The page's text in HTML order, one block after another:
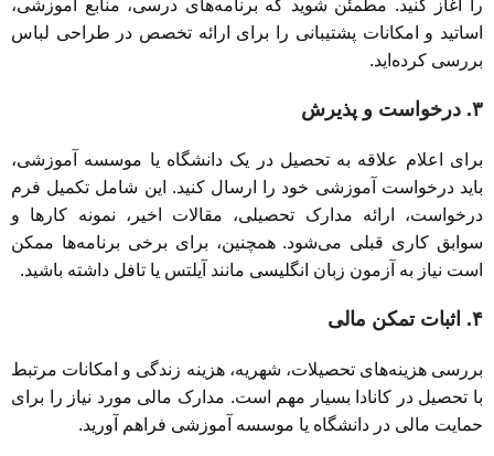
را آغاز کنید. مطمئن شوید که برنامه‌های درسی، منابع آموزشی،
اساتید و امکانات پشتیبانی را برای ارائه تخصص در طراحی لباس
بررسی کرده‌اید.
۳. درخواست و پذیرش
برای اعلام علاقه به تحصیل در یک دانشگاه یا موسسه آموزشی،
باید درخواست آموزشی خود را ارسال کنید. این شامل تکمیل فرم
درخواست، ارائه مدارک تحصیلی، مقالات اخیر، نمونه کارها و
سوابق کاری قبلی می‌شود. همچنین، برای برخی برنامه‌ها ممکن
است نیاز به آزمون زبان انگلیسی مانند آیلتس یا تافل داشته باشید.
۴. اثبات تمکن مالی
بررسی هزینه‌های تحصیلات، شهریه، هزینه زندگی و امکانات مرتبط
با تحصیل در کانادا بسیار مهم است. مدارک مالی مورد نیاز را برای
حمایت مالی در دانشگاه یا موسسه آموزشی فراهم آورید.